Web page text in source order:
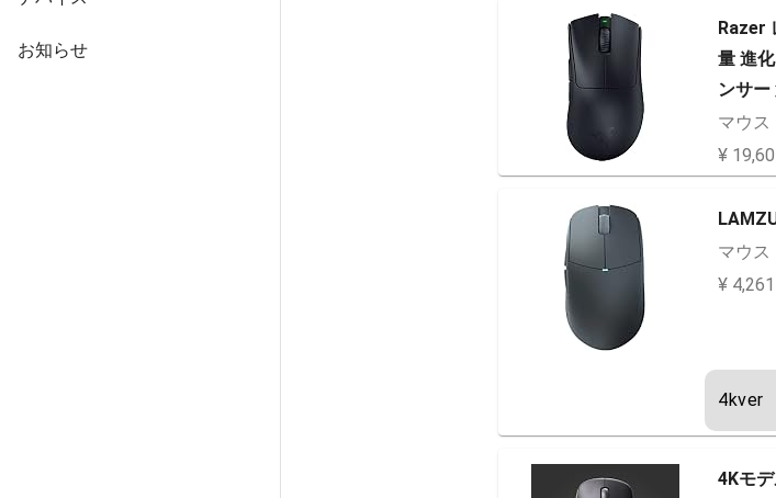
お知らせ
Razer
量 進
ンサ
リー連
マウス
¥
マウス
¥ 4,261
4kver
4Kモ